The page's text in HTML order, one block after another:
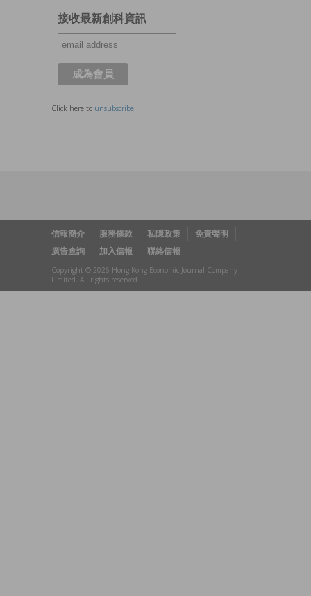
接收最新創科資訊
Click here to unsubscribe
信報簡介 服務條款 私隱政策
免責聲明
廣告查詢
加入信報 聯絡信報
Copyright © 2026 Hong Kong Economic Journal Company
Limited. All rights reserved.